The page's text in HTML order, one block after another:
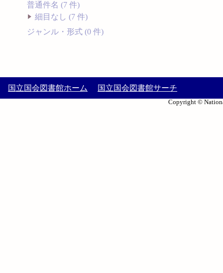
普通件名 (7 件)
細目なし (7 件)
ジャンル・形式 (0 件)
国立国会図書館ホーム 国立国会図書館サーチ
Copyright ©